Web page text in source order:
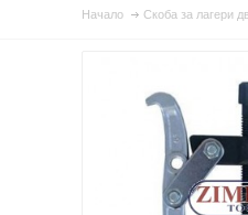
Начало Скоба за лагери